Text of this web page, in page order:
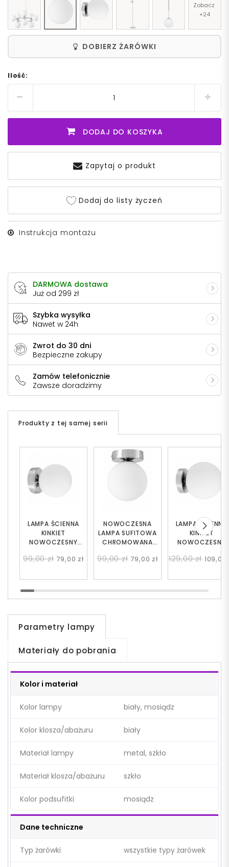
Zobacz
+24
DOBIERZ ŻARÓWKI
Ilość:
DODAJ DO KOSZYKA
Zapytaj o produkt
Dodaj do listy życzeń
Instrukcja montażu
DARMOWA dostawa
Już od 299 zł
Szybka wysyłka
Nawet w 24h
Zwrot do 30 dni
Bezpieczne zakupy
Zamów telefonicznie
Zawsze doradzimy
Produkty z tej samej serii
LAMPA ŚCIENNA
KINKIET
NOWOCZESNY
MARSIADA W1
99,00 zł 79,00 zł
NOWOCZESNA
LAMPA SUFITOWA
CHROMOWANA
99,00 zł 79,00 zł
LAMPA ŚCIENNA
KINKIET
NOWOCZESNY
FREDICA
129,00 zł 109,00
Parametry lampy
Materiały do pobrania
Kolor i materiał
Kolor lampy biały, mosiądz
Kolor klosza/abażuru biały
Materiał lampy metal, szkło
Materiał klosza/abażuru szkło
Kolor podsufitki mosiądz
Dane techniczne
Typ żarówki wszystkie typy żarówek